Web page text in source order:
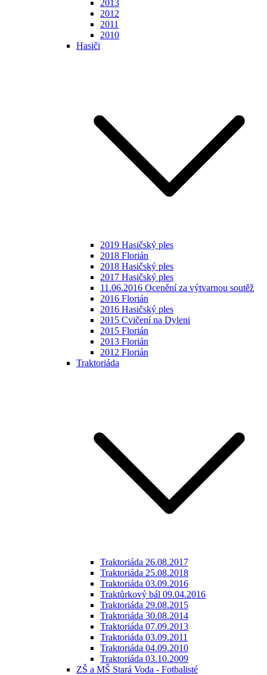
2013
2012
2011
2010
Hasiči
2019 Hasičský ples
2018 Florián
2018 Hasičský ples
2017 Hasičský ples
11.06.2016 Ocenění za výtvarnou soutěž
2016 Florián
2016 Hasičský ples
2015 Cvičení na Dyleni
2015 Florián
2013 Florián
2012 Florián
Traktoriáda
Traktoriáda 26.08.2017
Traktoriáda 25.08.2018
Traktoriáda 03.09.2016
Traktůrkový bál 09.04.2016
Traktoriáda 29.08.2015
Traktoriáda 30.08.2014
Traktoriáda 07.09.2013
Traktoriáda 03.09.2011
Traktoriáda 04.09.2010
Traktoriáda 03.10.2009
ZŠ a MŠ Stará Voda - Fotbalisté